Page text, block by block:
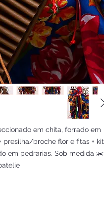
em chita, forrado em
presilha/broche flor e fitas + kit
em pedrarias. Sob medida ✂️